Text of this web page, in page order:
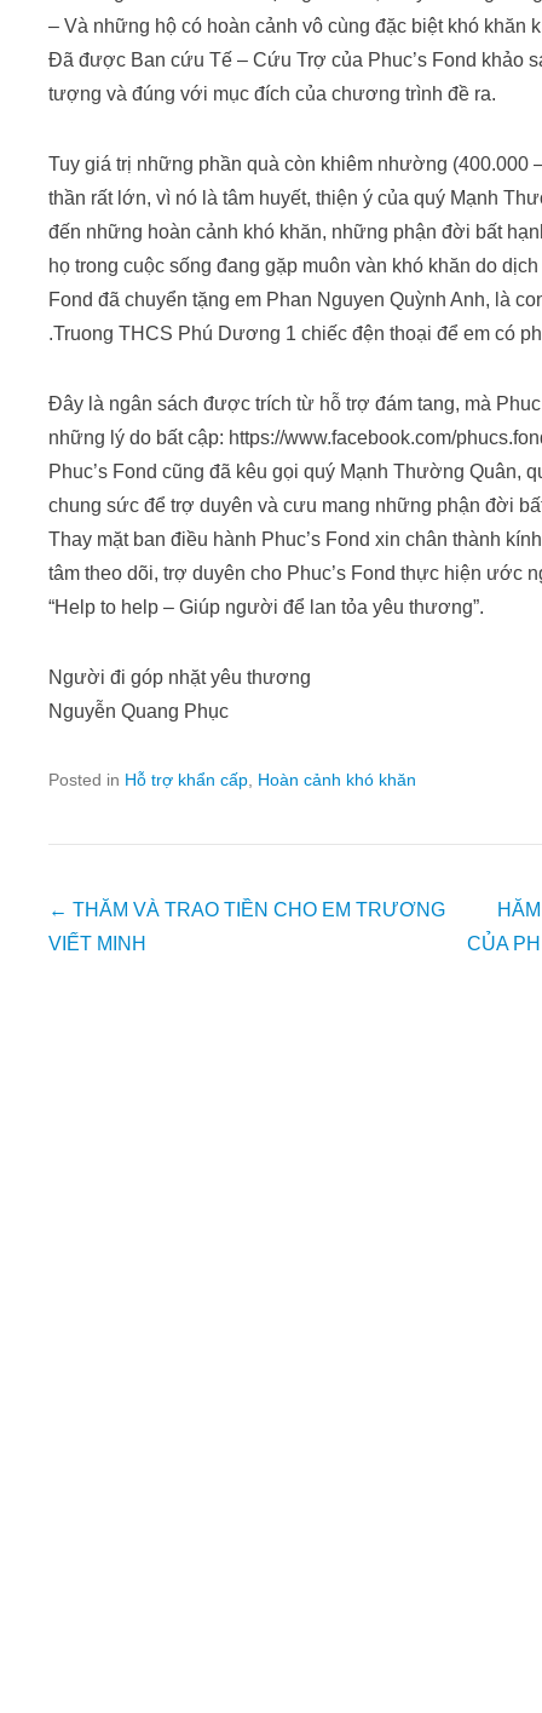
– Và những hộ có hoàn cảnh vô cùng đặc biệt khó khăn
Đã được Ban cứu Tế – Cứu Trợ của Phuc’s Fond khảo
tượng và đúng với mục đích của chương trình đề ra.
Tuy giá trị những phần quà còn khiêm nhường (400.000
thần rất lớn, vì nó là tâm huyết, thiện ý của quý Mạnh
đến những hoàn cảnh khó khăn, những phận đời bất
họ trong cuộc sống đang gặp muôn vàn khó khăn do
Fond đã chuyển tặng em Phan Nguyen Quỳnh Anh, là
.Truong THCS Phú Dương 1 chiếc đện thoại để em có
Đây là ngân sách được trích từ hỗ trợ đám tang, mà
những lý do bất cập: https://www.facebook.com/
Phuc’s Fond cũng đã kêu gọi quý Mạnh Thường Quân,
chung sức để trợ duyên và cưu mang những phận đời
Thay mặt ban điều hành Phuc’s Fond xin chân thành
tâm theo dõi, trợ duyên cho Phuc’s Fond thực hiện ước
“Help to help – Giúp người để lan tỏa yêu thương”.
Người đi góp nhặt yêu thương
Nguyễn Quang Phục
Posted in Hỗ trợ khẩn cấp Hoàn cảnh khó khăn
Post
navigation
← THĂM VÀ TRAO TIỀN CHO EM TRƯƠNG
VIẾT MINH
CỦA